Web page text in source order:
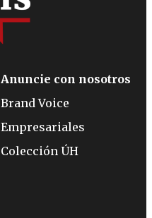
Anuncie con nosotros
Brand Voice
Empresariales
Colección ÚH